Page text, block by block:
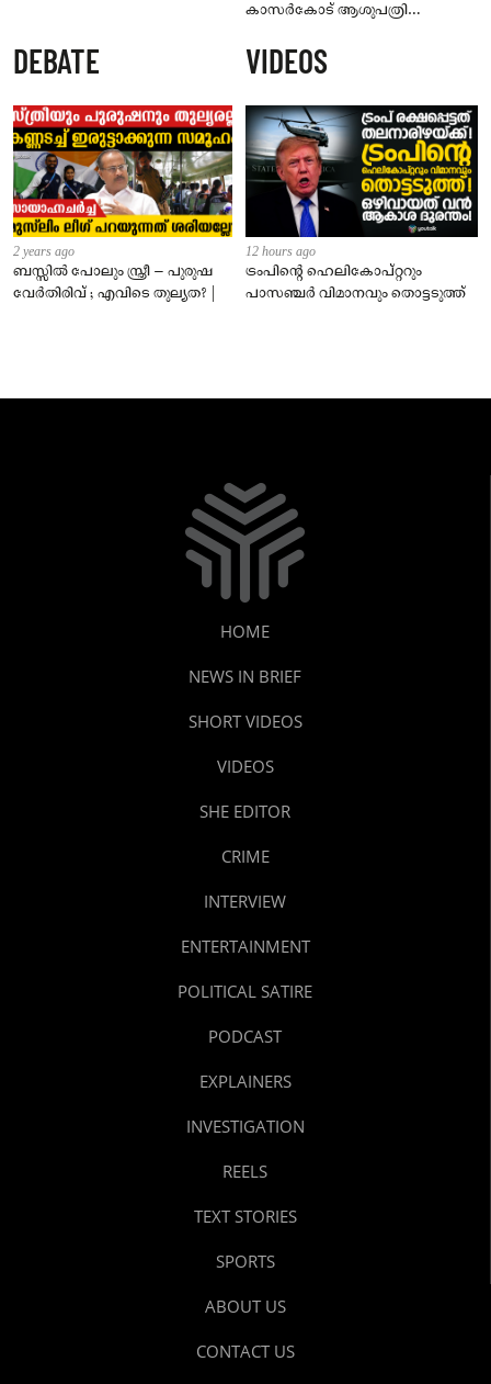
കാസർകോട് ആശുപത്രി
നാട്ടുകാർക്കെതിരെ കേസ്
DEBATE
2 years ago
ബസ്സിൽ പോലും സ്ത്രീ – പുരുഷ
വേർതിരിവ് ; എവിടെ തുല്യത? |
VIDEOS
12 hours ago
ട്രംപിന്റെ ഹെലികോപ്റ്ററും
പാസഞ്ചര്‍ വിമാനവും തൊട്ടടുത്ത്
HOME
NEWS IN BRIEF
SHORT VIDEOS
VIDEOS
SHE EDITOR
CRIME
INTERVIEW
ENTERTAINMENT
POLITICAL SATIRE
PODCAST
EXPLAINERS
INVESTIGATION
REELS
TEXT STORIES
SPORTS
ABOUT US
CONTACT US